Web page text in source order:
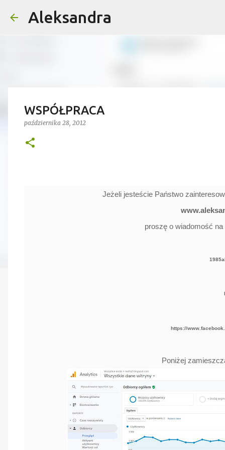
Aleksandra
WSPÓŁPRACA
października 28, 2012
Jeżeli jesteście Państwo
proszę o wiadomość
https://
Poniżej